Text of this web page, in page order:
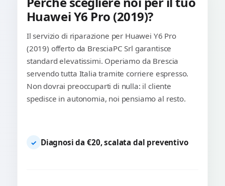
Huawei Y6 Pro (2019)?
Il servizio di riparazione per Huawei Y6 Pro
(2019) offerto da BresciaPC Srl garantisce
standard elevatissimi. Operiamo da Brescia
servendo tutta Italia tramite corriere espresso.
Non dovrai preoccuparti di nulla: il cliente
spedisce in autonomia, noi pensiamo al resto.
✓ Diagnosi da €20, scalata dal preventivo